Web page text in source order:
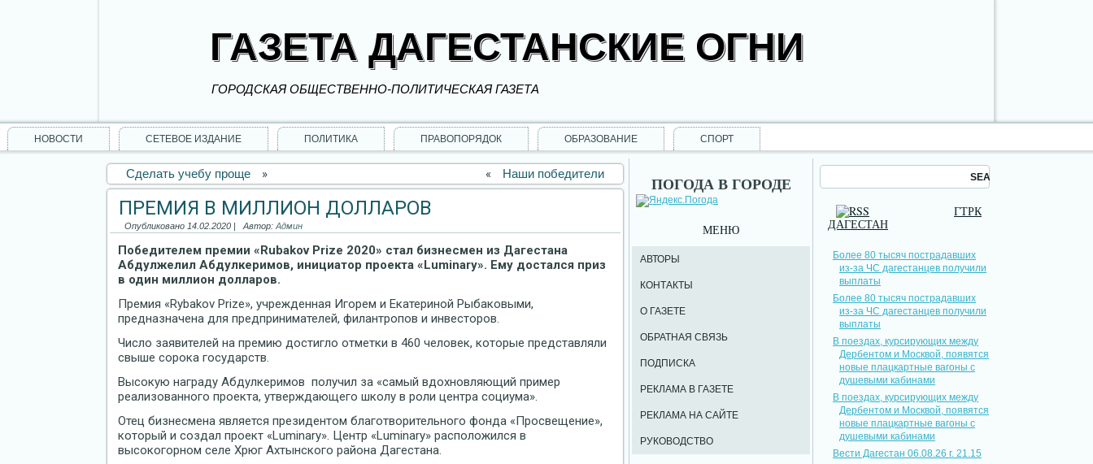
ГАЗЕТА ДАГЕСТАНСКИЕ ОГНИ
ГОРОДСКАЯ ОБЩЕСТВЕННО-ПОЛИТИЧЕСКАЯ ГАЗЕТА
НОВОСТИ СЕТЕВОЕ ИЗДАНИЕ ПОЛИТИКА ПРАВОПОРЯДОК ОБРАЗОВАНИЕ СПОРТ
Сделать учебу проще » « Наши победители
ПРЕМИЯ В МИЛЛИОН ДОЛЛАРОВ
Опубликовано 14.02.2020 | Автор: Админ
Победителем премии «Rubakov Prize 2020» стал бизнесмен из Дагестана
Абдулжелил Абдулкеримов, инициатор проекта «Luminary». Ему достался приз
в один миллион долларов.
Премия «Rybakov Prize», учрежденная Игорем и Екатериной Рыбаковыми,
предназначена для предпринимателей, филантропов и инвесторов.
Число заявителей на премию достигло отметки в 460 человек, которые представляли
свыше сорока государств.
Высокую награду Абдулкеримов получил за «самый вдохновляющий пример
реализованного проекта, утверждающего школу в роли центра социума».
Отец бизнесмена является президентом благотворительного фонда «Просвещение»,
который и создал проект «Luminary». Центр «Luminary» расположился в
высокогорном селе Хрюг Ахтынского района Дагестана.
ПОГОДА В ГОРОДЕ
МЕНЮ
АВТОРЫ
КОНТАКТЫ
О ГАЗЕТЕ
ОБРАТНАЯ СВЯЗЬ
ПОДПИСКА
РЕКЛАМА В ГАЗЕТЕ
РЕКЛАМА НА САЙТЕ
РУКОВОДСТВО
ГТРК
ДАГЕСТАН
Более 80 тысяч пострадавших
из-за ЧС дагестанцев получили
выплаты
Более 80 тысяч пострадавших
из-за ЧС дагестанцев получили
выплаты
В поездах, курсирующих между
Дербентом и Москвой, появятся
новые плацкартные вагоны с
душевыми кабинами
В поездах, курсирующих между
Дербентом и Москвой, появятся
новые плацкартные вагоны с
душевыми кабинами
Вести Дагестан 06.08.26 г. 21.15